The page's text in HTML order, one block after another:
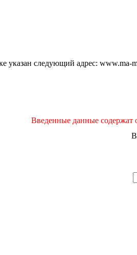
указан следующий адрес: www.ma-
Введенные данные содержат